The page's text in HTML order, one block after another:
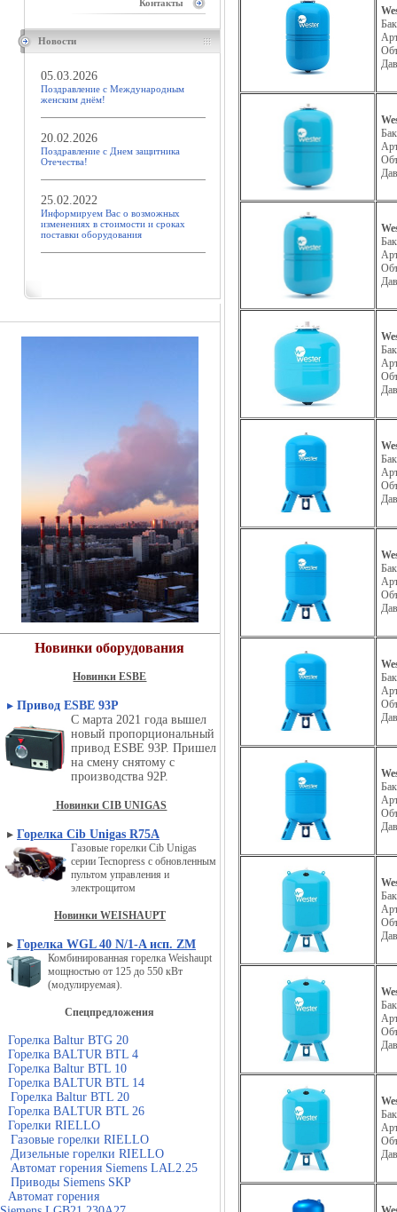
Контакты
Новости
05.03.2026
Поздравление с Международным
женским днём!
20.02.2026
Поздравление с Днем защитника
Отечества!
25.02.2022
Информируем Вас о возможных
изменениях в стоимости и сроках
поставки оборудования
Новинки оборудования
Новинки ESBE
▸ Привод ESBE 93P
С марта 2021 года вышел
новый пропорциональный
привод ESBE 93P. Пришел
на смену снятому с
производства 92P.
Новинки CIB UNIGAS
▸ Горелка Cib Unigas R75A
Газовые горелки Cib Unigas
серии Tecnopress с обновленным
пультом управления и
электрощитом
Новинки WEISHAUPT
▸ Горелка WGL 40 N/1-A исп. ZM
Комбинированная горелка Weishaupt
мощностью от 125 до 550 кВт
(модулируемая).
Спецпредложения
Горелка Baltur BTG 20
Горелка BALTUR BTL 4
Горелка Baltur BTL 10
Горелка BALTUR BTL 14
Горелка Baltur BTL 20
Горелка BALTUR BTL 26
Горелки RIELLO
Газовые горелки RIELLO
Дизельные горелки RIELLO
Автомат горения Siemens LAL2.25
Приводы Siemens SKP
Автомат горения